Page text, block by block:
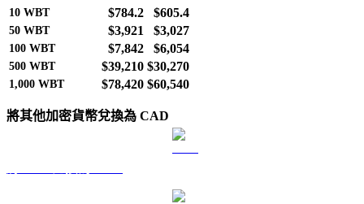
10 WBT $784.2 $605.4
50 WBT $3,921 $3,027
100 WBT $7,842 $6,054
500 WBT $39,210 $30,270
1,000 WBT $78,420 $60,540
將其他加密貨幣兌換為 CAD